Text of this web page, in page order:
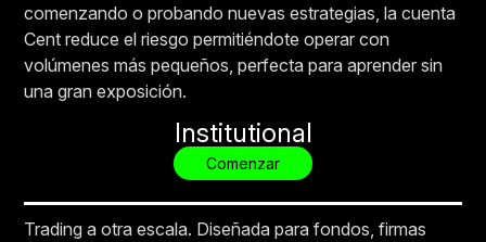
comenzando o probando nuevas estrategias, la cuenta
Cent reduce el riesgo permitiéndote operar con
volúmenes más pequeños, perfecta para aprender sin
una gran exposición.
Institutional
Comenzar
Trading a otra escala. Diseñada para fondos, firmas